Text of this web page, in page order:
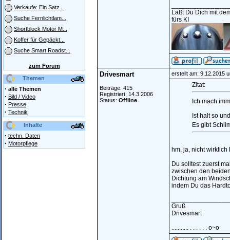
Verkaufe: Ein Satz...
Suche Fernlichtlam...
Shortblock Motor M...
Koffer für Gepäckt...
Suche Smart Roadst...
zum Forum
Themen
· alle Themen
· Bild / Video
· Presse
· Technik
Inhalte
· techn. Daten
· Motorpflege
Läßt Du Dich mit
fürs KI
Drivesmart
Beiträge: 415
Registriert: 14.3.2006
Status: Offline
erstellt am: 9.12.2015
Zitat:
Ich mach
Ist halt so
Es gibt
hm, ja, nicht
Du solltest zuerst
zwischen den
Dichtung am
indem Du das
Gruß
Drivesmart
........... . . . . . . o~o